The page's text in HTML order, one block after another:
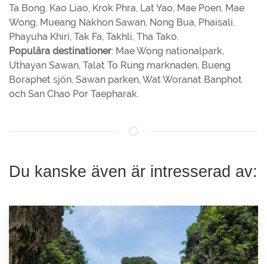
Ta Bong, Kao Liao, Krok Phra, Lat Yao, Mae Poen, Mae
Wong, Mueang Nakhon Sawan, Nong Bua, Phaisali,
Phayuha Khiri, Tak Fa, Takhli, Tha Tako.
Populära destinationer: Mae Wong nationalpark,
Uthayan Sawan, Talat To Rung marknaden, Bueng
Boraphet sjön, Sawan parken, Wat Woranat Banphot
och San Chao Por Taepharak.
Du kanske även är intresserad av: